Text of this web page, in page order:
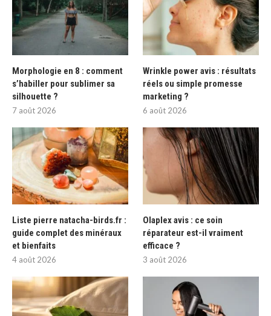
Morphologie en 8 : comment
s’habiller pour sublimer sa
silhouette ?
7 août 2026
Wrinkle power avis : résultats
réels ou simple promesse
marketing ?
6 août 2026
Liste pierre natacha-birds.fr :
guide complet des minéraux
et bienfaits
4 août 2026
Olaplex avis : ce soin
réparateur est-il vraiment
efficace ?
3 août 2026